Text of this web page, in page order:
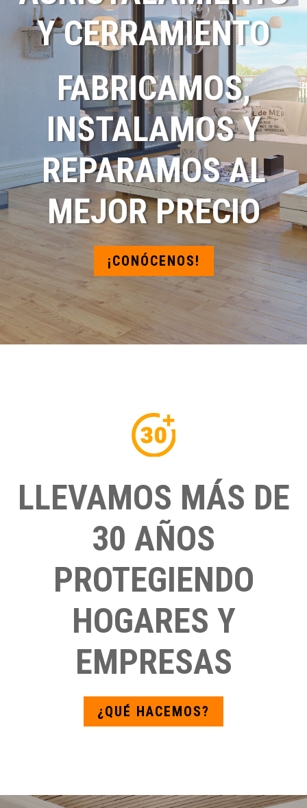
Y CERRAMIENTO
FABRICAMOS,
INSTALAMOS Y
REPARAMOS AL
MEJOR PRECIO
¡CONÓCENOS!
LLEVAMOS MÁS DE
30 AÑOS
PROTEGIENDO
HOGARES Y
EMPRESAS
¿QUÉ HACEMOS?